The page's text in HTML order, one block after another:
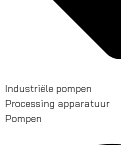
Industriële pompen
Processing apparatuur
Pompen